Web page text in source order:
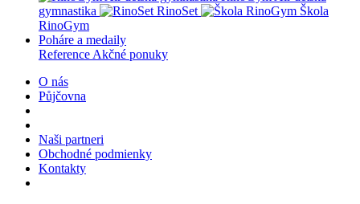
gymnastika
RinoSet
Škola
RinoGym
Poháre a medaily
Reference Akčné ponuky
O nás
Půjčovna
Naši partneri
Obchodné podmienky
Kontakty